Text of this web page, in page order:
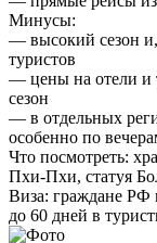
Минусы:
— высокий сезон и,
туристов
— цены на отели и
сезон
— в отдельных
особенно по
Что посмотреть:
Пхи-Пхи, статуя
Виза: граждане РФ
до 60 дней в